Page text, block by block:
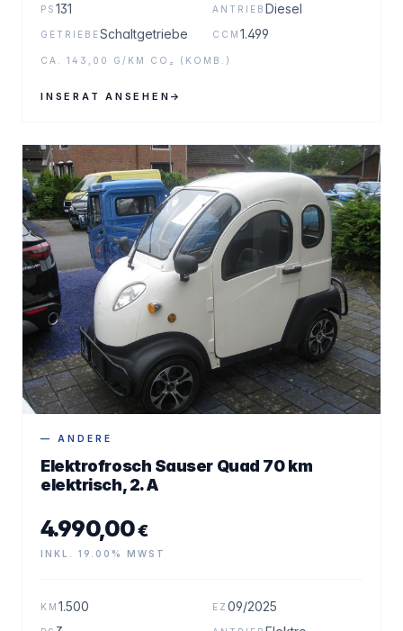
PS 131 ANTRIEB Diesel
GETRIEBESchaltgetriebe CCM 1.499
CA. 143,00 G/KM CO₂ (KOMB.)
INSERAT ANSEHEN →
— ANDERE
Elektrofrosch Sauser Quad 70 km
elektrisch, 2. A
4.990,00€
INKL. 19.00% MWST
KM 1.500 EZ 09/2025